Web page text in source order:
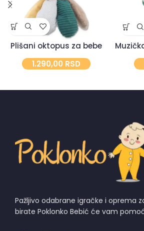
Plišani oktopus za bebe
1.290,00 RSD
Pažljivo odabrane igračke i oprema
birate Poklonko Bebić će vam